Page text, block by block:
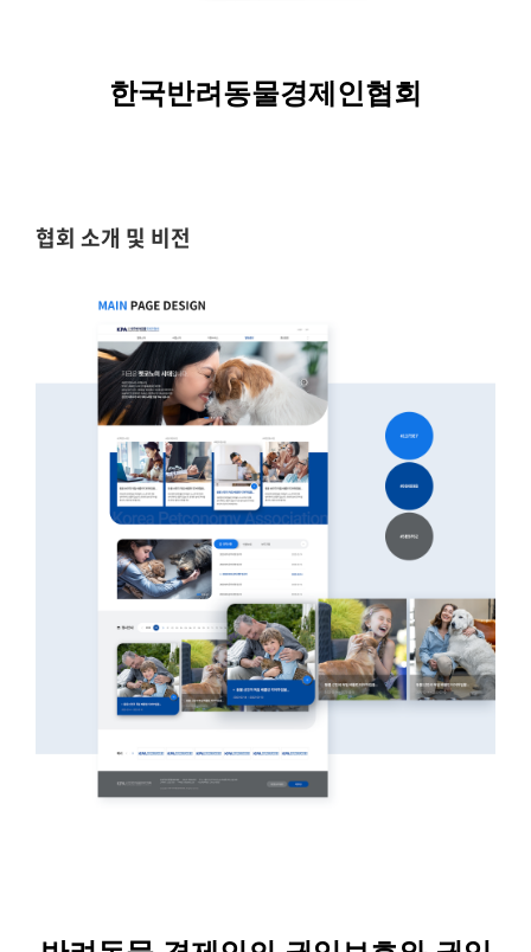
한국반려동물경제인협회
협회 소개 및 비전